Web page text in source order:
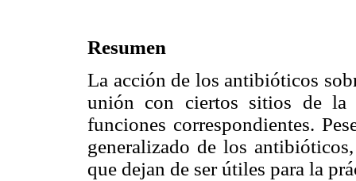
Resumen
La acción de los antibióticos
unión con ciertos sitios de la
funciones correspondientes.
generalizado de los
que dejan de ser útiles para la